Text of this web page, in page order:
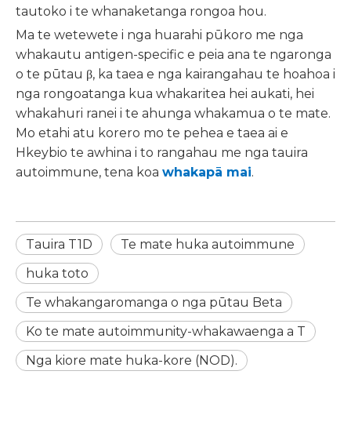
tautoko i te whanaketanga rongoa hou.
Ma te wetewete i nga huarahi pūkoro me nga
whakautu antigen-specific e peia ana te ngaronga
o te pūtau β, ka taea e nga kairangahau te hoahoa i
nga rongoatanga kua whakaritea hei aukati, hei
whakahuri ranei i te ahunga whakamua o te mate.
Mo etahi atu korero mo te pehea e taea ai e
Hkeybio te awhina i to rangahau me nga tauira
autoimmune, tena koa whakapā mai.
Tauira T1D
Te mate huka autoimmune
huka toto
Te whakangaromanga o nga pūtau Beta
Ko te mate autoimmunity-whakawaenga a T
Nga kiore mate huka-kore (NOD).